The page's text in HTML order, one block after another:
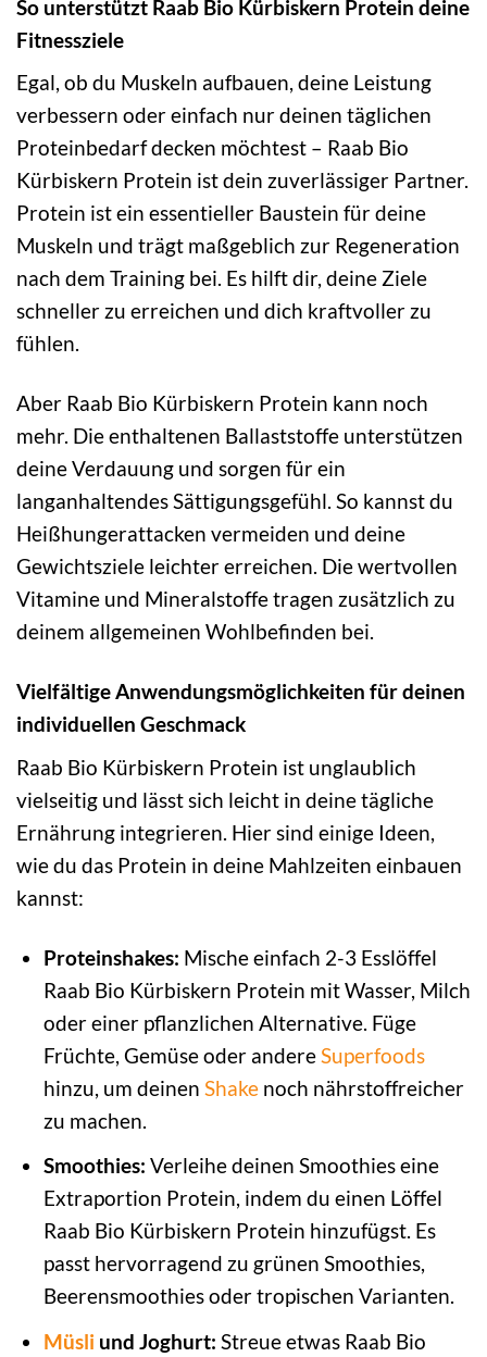
So unterstützt Raab Bio Kürbiskern Protein deine
Fitnessziele
Egal, ob du Muskeln aufbauen, deine Leistung
verbessern oder einfach nur deinen täglichen
Proteinbedarf decken möchtest – Raab Bio
Kürbiskern Protein ist dein zuverlässiger Partner.
Protein ist ein essentieller Baustein für deine
Muskeln und trägt maßgeblich zur Regeneration
nach dem Training bei. Es hilft dir, deine Ziele
schneller zu erreichen und dich kraftvoller zu
fühlen.
Aber Raab Bio Kürbiskern Protein kann noch
mehr. Die enthaltenen Ballaststoffe unterstützen
deine Verdauung und sorgen für ein
langanhaltendes Sättigungsgefühl. So kannst du
Heißhungerattacken vermeiden und deine
Gewichtsziele leichter erreichen. Die wertvollen
Vitamine und Mineralstoffe tragen zusätzlich zu
deinem allgemeinen Wohlbefinden bei.
Vielfältige Anwendungsmöglichkeiten für deinen
individuellen Geschmack
Raab Bio Kürbiskern Protein ist unglaublich
vielseitig und lässt sich leicht in deine tägliche
Ernährung integrieren. Hier sind einige Ideen,
wie du das Protein in deine Mahlzeiten einbauen
kannst:
Proteinshakes: Mische einfach 2-3 Esslöffel
Raab Bio Kürbiskern Protein mit Wasser, Milch
oder einer pflanzlichen Alternative. Füge
Früchte, Gemüse oder andereSuperfoods
hinzu, um deinen Shakenoch nährstoffreicher
zu machen.
Smoothies: Verleihe deinen Smoothies eine
Extraportion Protein, indem du einen Löffel
Raab Bio Kürbiskern Protein hinzufügst. Es
passt hervorragend zu grünen Smoothies,
Beerensmoothies oder tropischen Varianten.
Müsli und Joghurt: Streue etwas Raab Bio